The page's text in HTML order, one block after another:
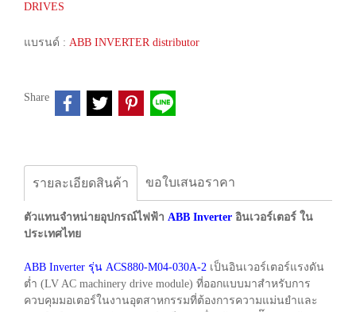
DRIVES
แบรนด์ : ABB INVERTER distributor
Share
รายละเอียดสินค้า ขอใบเสนอราคา
ตัวแทนจำหน่ายอุปกรณ์ไฟฟ้า ABB Inverter อินเวอร์เตอร์ ใน
ประเทศไทย
ABB Inverter รุ่น ACS880-M04-030A-2 เป็นอินเวอร์เตอร์แรงดัน
ต่ำ (LV AC machinery drive module) ที่ออกแบบมาสำหรับการ
ควบคุมมอเตอร์ในงานอุตสาหกรรมที่ต้องการความแม่นยำและ